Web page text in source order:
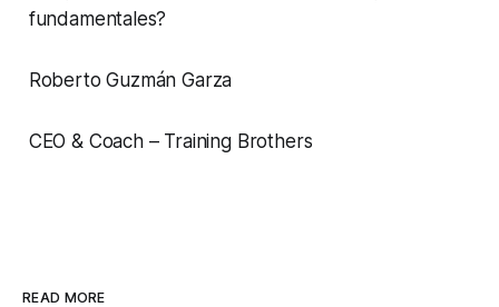
fundamentales?
Roberto Guzmán Garza
CEO & Coach – Training Brothers
READ MORE